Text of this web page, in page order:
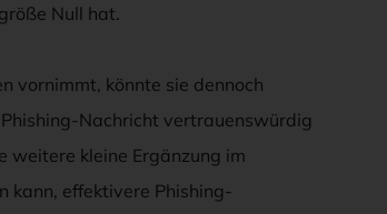
Null hat.
vornimmt, könnte sie dennoch
Nachricht vertrauenswürdig
weitere kleine Ergänzung im
kann, effektivere Phishing-